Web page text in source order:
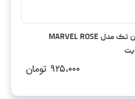
فلش مموری کوئین تک مدل MARVEL ROSE
۹۲۵،۰۰۰ تومان